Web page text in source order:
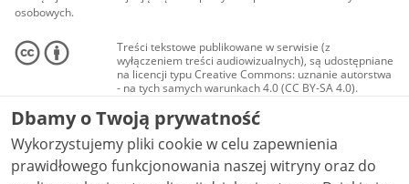
osobowych.
Treści tekstowe publikowane w serwisie (z
wyłączeniem treści audiowizualnych), są udostępniane
na licencji typu Creative Commons: uznanie autorstwa
- na tych samych warunkach 4.0 (CC BY-SA 4.0).
Materiały audiowizualne, w tym zdjęcia, materiały
audio i wideo, są udostępniane na licencji typu
Creative Commons: uznanie autorstwa użycie
niekomercyjne - bez utworów zależnych 4.0 (CC BY-
NC-ND 4.0), o ile nie jest to stwierdzone inaczej.
Dbamy o Twoją prywatność
Wykorzystujemy pliki cookie w celu zapewnienia
prawidłowego funkcjonowania naszej witryny oraz do